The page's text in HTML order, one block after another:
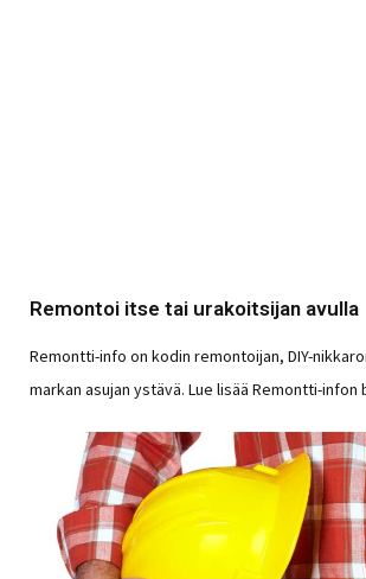
Remontoi itse tai urakoitsijan avulla
Remontti-info on kodin remontoijan, DIY-
markan asujan ystävä. Lue lisää Remontti-infon